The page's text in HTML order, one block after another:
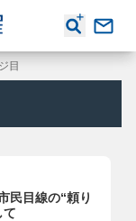
目
民目線の“頼り
て